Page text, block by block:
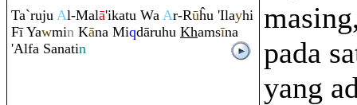
Ta`ruju Al-Malā'ikatu Wa Ar-Rūĥu 'Ilayhi
Fī Yawmin Kāna Miqdāruhu Khamsīna
'Alfa Sanatin
pada
yang